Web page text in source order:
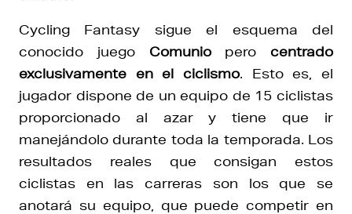
Cycling Fantasy sigue el esquema del
conocido juego Comuniopero centrado
exclusivamente en el ciclismo. Esto es, el
jugador dispone de un equipo de 15 ciclistas
proporcionado al azar y tiene que ir
manejándolo durante toda la temporada. Los
resultados reales que consigan estos
ciclistas en las carreras son los que se
anotará su equipo, que puede competir en